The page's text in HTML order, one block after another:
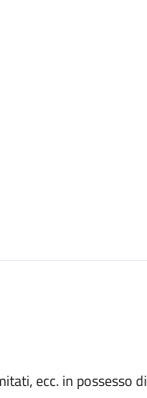
ecc. in possesso di